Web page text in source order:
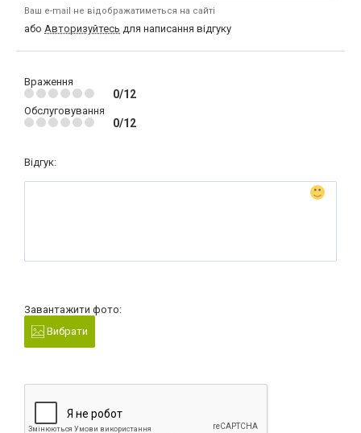
Ваш e-mail не відображатиметься на сайті
або Авторизуйтесь для написання відгуку
Враження
0/12
Обслуговування
0/12
Відгук:
Завантажити фото:
Вибрати